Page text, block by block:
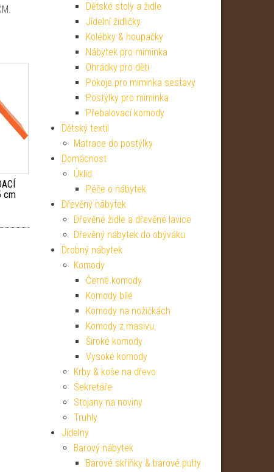
cm
Dětské stoly a židle
Jídelní židličky
Kolébky & houpačky
Nábytek pro miminka
Ohrádky pro děti
Pokoje pro miminka sestavy
Postýlky pro miminka
Přebalovací komody
Dětský textil
Matrace do postýlky
Domácnost
Úklid
Péče o nábytek
Dřevěný nábytek
Dřevěné židle a dřevěné lavice
Dřevěný nábytek do obýváku
Drobný nábytek
Komody
Černé komody
Komody bílé
Komody na nožičkách
Komody z masivu
Široké komody
Vysoké komody
Krby & koše na dřevo
Sekretáře
Stojany na noviny
Truhly
Jídelny
Barový nábytek
Barové skříňky & barové pulty